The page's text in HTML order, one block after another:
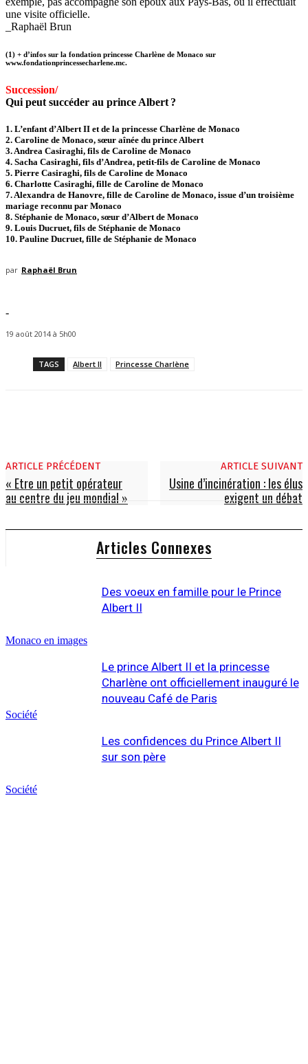
une visite officielle.
_Raphaël Brun
(1) + d’infos sur la fondation princesse Charlène de Monaco sur
www.fondationprincessecharlene.mc.
Succession/
Qui peut succéder au prince Albert ?
1. L’enfant d’Albert II et de la princesse Charlène de Monaco
2. Caroline de Monaco, sœur aînée du prince Albert
3. Andrea Casiraghi, fils de Caroline de Monaco
4. Sacha Casiraghi, fils d’Andrea, petit-fils de Caroline de Monaco
5. Pierre Casiraghi, fils de Caroline de Monaco
6. Charlotte Casiraghi, fille de Caroline de Monaco
7. Alexandra de Hanovre, fille de Caroline de Monaco, issue d’un troisième
mariage reconnu par Monaco
8. Stéphanie de Monaco, sœur d’Albert de Monaco
9. Louis Ducruet, fils de Stéphanie de Monaco
10. Pauline Ducruet, fille de Stéphanie de Monaco
par Raphaël Brun
-
19 août 2014 à 5h00
TAGS Albert II Princesse Charlène
ARTICLE PRÉCÉDENT
« Etre un petit opérateur
au centre du jeu mondial »
ARTICLE SUIVANT
Usine d’incinération : les élus
exigent un débat
Articles Connexes
Monaco en images
Des voeux en famille pour le Prince
Albert II
Société
Le prince Albert II et la princesse
Charlène ont officiellement inauguré le
nouveau Café de Paris
Société
Les confidences du Prince Albert II
sur son père